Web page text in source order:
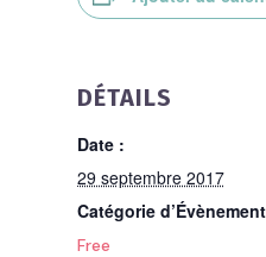
DÉTAILS
Date :
29 septembre 2017
Catégorie
Free